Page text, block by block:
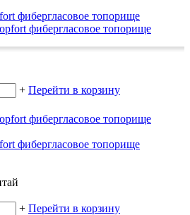
фибергласовое топорище
+ Перейти в корзину
фибергласовое топорище
+ Перейти в корзину